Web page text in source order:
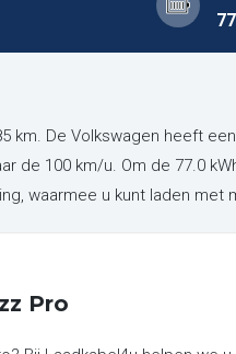
km. De Volkswagen heeft
de 100 km/u. Om de 77.0
waarmee u kunt laden met
Pro